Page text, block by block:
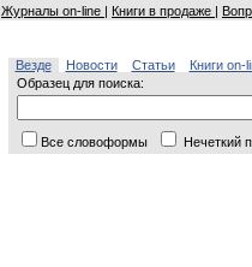
Журналы on-line | Книги в продаже |
Везде Новости Статьи
Книги on-
Образец для поиска:
Все словоформы Нечеткий